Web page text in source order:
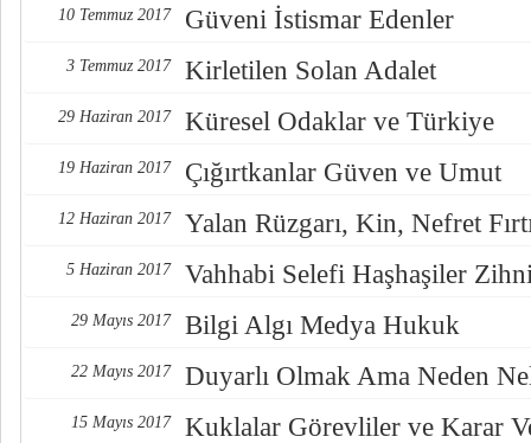
10 Temmuz 2017 Güveni İstismar Edenler
3 Temmuz 2017 Kirletilen Solan Adalet
29 Haziran 2017 Küresel Odaklar ve Türkiye
19 Haziran 2017 Çığırtkanlar Güven ve Umut
12 Haziran 2017 Yalan Rüzgarı, Kin, Nefret
5 Haziran 2017 Vahhabi Selefi Haşhaşiler
29 Mayıs 2017 Bilgi Algı Medya Hukuk
22 Mayıs 2017 Duyarlı Olmak Ama Neden
15 Mayıs 2017 Kuklalar Görevliler ve Karar